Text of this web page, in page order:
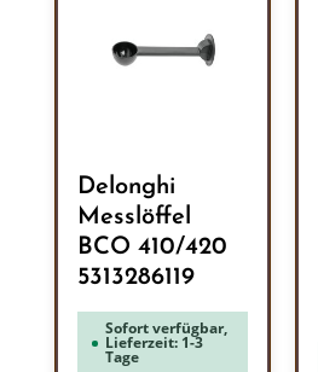
Delonghi
Messlöffel
BCO 410/420
5313286119
Sofort verfügbar,
Lieferzeit: 1-3
Tage